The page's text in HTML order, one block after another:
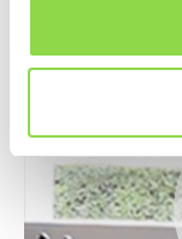
pouvez le